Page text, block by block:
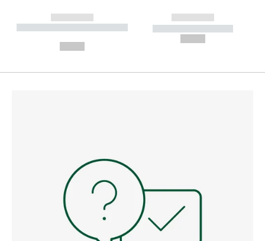
------------
----------- ----------- --------
------------
----------- -----------